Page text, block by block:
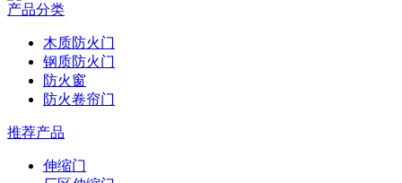
产品分类
木质防火门
钢质防火门
防火窗
防火卷帘门
推荐产品
伸缩门